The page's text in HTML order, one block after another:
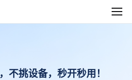
不挑设备，秒开秒用！